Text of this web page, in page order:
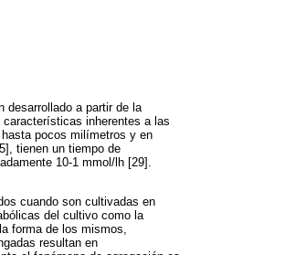
desarrollado a partir de la
inherentes a las
pocos milímetros y en
tienen un tiempo de
10-1 mmol/lh [29].
cuando son cultivadas en
del cultivo como la
forma de los mismos,
resultan en